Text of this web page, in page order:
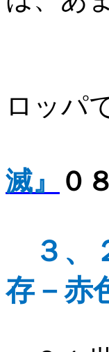
ロッパ
滅』
０
３、
存 －赤